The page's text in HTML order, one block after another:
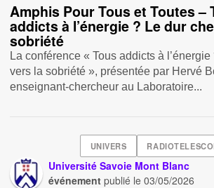
Amphis Pour Tous et Toutes –
addicts à l’énergie ? Le dur
sobriété
La conférence « Tous addicts à
vers la sobriété », présentée par Hervé
enseignant-chercheur au Laboratoire...
UNIVERS
Université Savoie Mont Blanc
événement publié le03/05/2026